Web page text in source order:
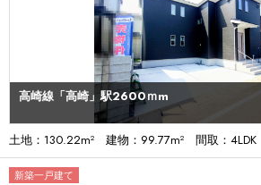
高崎線「高崎」駅2600ｍm
土地：130.22m² 建物：99.77m² 間取：4LDK
新築一戸建て